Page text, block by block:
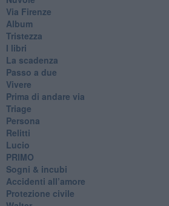
Via Firenze
Album
Tristezza
I libri
La scadenza
Passo a due
Vivere
Prima di andare via
Triage
Persona
Relitti
Lucio
PRIMO
Sogni & incubi
Accidenti all’amore
Protezione civile